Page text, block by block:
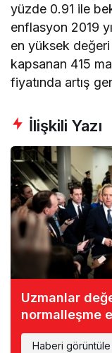
yüzde 0.91 ile
enflasyon 2019
en yüksek değeri
kapsanan 415
fiyatında artış
İlişkili Yazı
Uzmanlar
normalleşme
Haberi görüntüle